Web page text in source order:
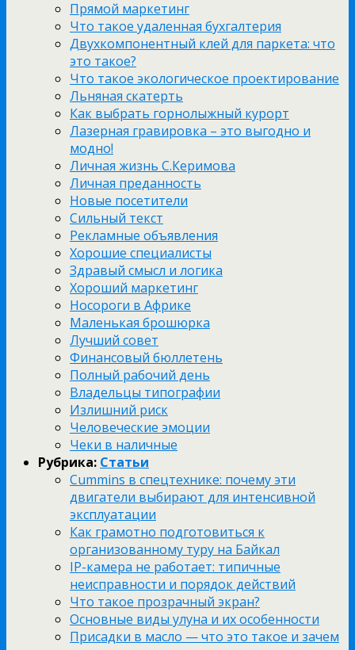
Прямой маркетинг
Что такое удаленная бухгалтерия
Двухкомпонентный клей для паркета: что
это такое?
Что такое экологическое проектирование
Льняная скатерть
Как выбрать горнолыжный курорт
Лазерная гравировка – это выгодно и
модно!
Личная жизнь С.Керимова
Личная преданность
Новые посетители
Сильный текст
Рекламные объявления
Хорошие специалисты
Здравый смысл и логика
Хороший маркетинг
Носороги в Африке
Маленькая брошюрка
Лучший совет
Финансовый бюллетень
Полный рабочий день
Владельцы типографии
Излишний риск
Человеческие эмоции
Чеки в наличные
Рубрика: Статьи
Cummins в спецтехнике: почему эти
двигатели выбирают для интенсивной
эксплуатации
Как грамотно подготовиться к
организованному туру на Байкал
IP-камера не работает: типичные
неисправности и порядок действий
Что такое прозрачный экран?
Основные виды улуна и их особенности
Присадки в масло — что это такое и зачем